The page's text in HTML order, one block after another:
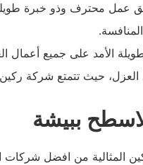
عمل محترف وذو خبرة
الأمد على جميع أعمال
تتمتع شركة ركين بخبرة تزيد عن 10
ببيشة
المثالية من افضل شركات